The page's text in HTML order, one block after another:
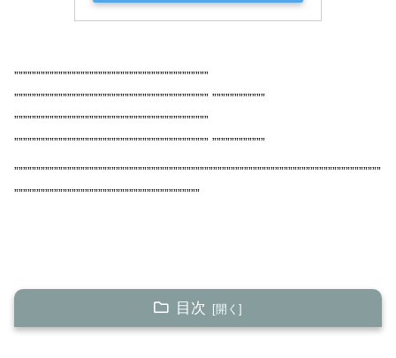
””””””””””””””””””””””””””””””””””””””””””””
”””””””””””””””””””””””””””””””””””””””””””” ””””””””””””
””””””””””””””””””””””””””””””””””””””””””””
”””””””””””””””””””””””””””””””””””””””””””” ””””””””””””
”””””””””””””””””””””””””””””””””””””””””””””””””””””””””””””””””””””””””””””””””””
””””””””””””””””””””””””””””””””””””””””””
目次